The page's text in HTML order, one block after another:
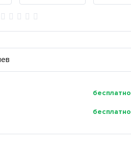
бесплатно
бесплатно